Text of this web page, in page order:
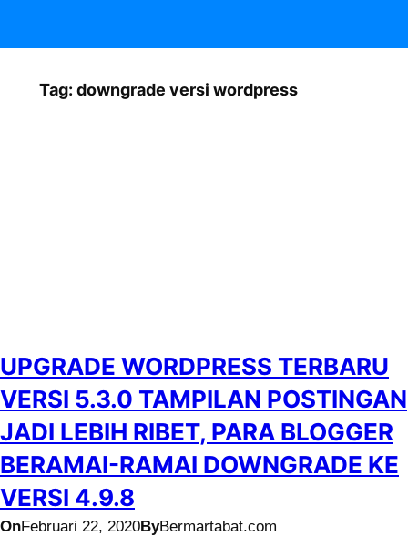
Tag: downgrade versi wordpress
UPGRADE WORDPRESS TERBARU
VERSI 5.3.0 TAMPILAN POSTINGAN
JADI LEBIH RIBET, PARA BLOGGER
BERAMAI-RAMAI DOWNGRADE KE
VERSI 4.9.8
OnFebruari 22, 2020ByBermartabat.com